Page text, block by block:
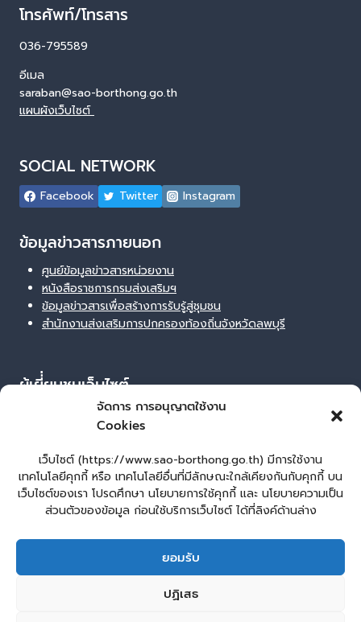
จัดการ การอนุญาตใช้งาน
Cookies
เว็บไซต์ (https://www.sao-borthong.go.th) มีการใช้งาน
เทคโนโลยีคุกกี้ หรือ เทคโนโลยีอื่นที่มีลักษณะใกล้เคียงกันกับคุกกี้ บน
เว็บไซต์ของเรา โปรดศึกษา นโยบายการใช้คุกกี้ และ นโยบายความเป็น
ส่วนตัวของข้อมูล ก่อนใช้บริการเว็บไซต์ ได้ที่ลิงค์ด้านล่าง
ยอมรับ
ปฏิเสธ
โทรศัพท์/โทรสาร
036-795589
อีเมล
saraban@sao-borthong.go.th
แผนผังเว็บไซต์
SOCIAL NETWORK
Facebook Twitter Instagram
ข้อมูลข่าวสารภายนอก
ศูนย์ข้อมูลข่าวสารหน่วยงาน
หนังสือราชการกรมส่งเสริมฯ
ข้อมูลข่าวสารเพื่อสร้างการรับรู้สู่ชุมชน
สำนักงานส่งเสริมการปกครองท้องถิ่นจังหวัดลพบุรี
ผู้เยี่่ยมชมเว็บไซต์
19
เข้าสู่ระบบ
จัดทำเว็บไซต์
lopburiwebdesign.com
หน้าหลัก
ยื่นแบบคำร้องทั่วไป
ร้องเรียน – ร้องทุกข์ ให้คำแนะนำ ข้อเสนอแนะ